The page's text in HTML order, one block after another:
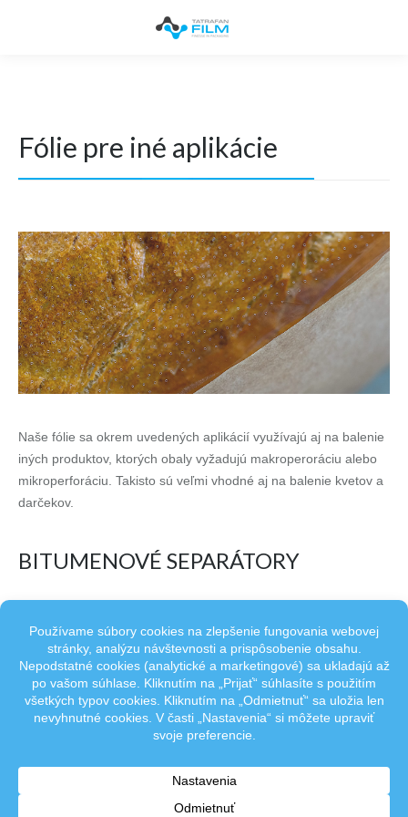
Fólie pre iné aplikácie
Naše fólie sa okrem uvedených aplikácií využívajú aj na balenie
iných produktov, ktorých obaly vyžadujú makroperoráciu alebo
mikroperforáciu. Takisto sú veľmi vhodné aj na balenie kvetov a
darčekov.
BITUMENOVÉ SEPARÁTORY
KVETY A DARČEKY